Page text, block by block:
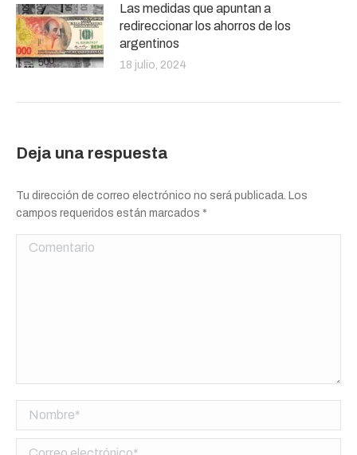
Las medidas que apuntan a
redireccionar los ahorros de los
argentinos
18 julio, 2024
Deja una respuesta
Tu dirección de correo electrónico no será publicada. Los
campos requeridos están marcados *
Comentario
Nombre *
Correo electrónico *